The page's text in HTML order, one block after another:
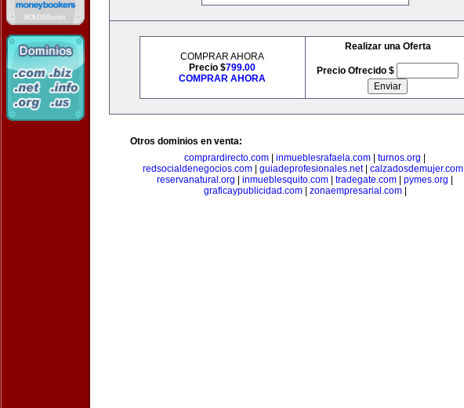
COMPRAR AHORA
Precio $799.00
COMPRAR AHORA
Realizar una Oferta
Precio Ofrecido $
Otros dominios en venta:
comprardirecto.com
inmueblesrafaela.com turnos.org
redsocialdenegocios.com| guiadeprofesionales.net| calzadosdemujer.com|
reservanatural.org
inmueblesquito.com tradegate.com pymes.org
graficaypublicidad.com| zonaempresarial.com|